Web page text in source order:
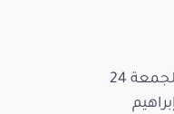
عقد مجلس نواب الشعب صباح اليوم الجمعة 24